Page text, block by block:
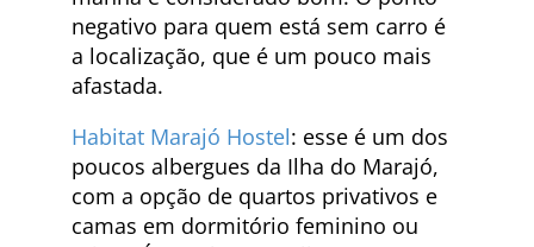
negativo para quem está sem carro é
a localização, que é um pouco mais
afastada.
Habitat Marajó Hostel: esse é um dos
poucos albergues da Ilha do Marajó,
com a opção de quartos privativos e
camas em dormitório feminino ou